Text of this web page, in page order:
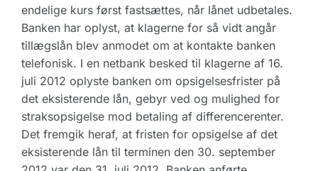
endelige kurs først fastsættes, når lånet udbetales.
Banken har oplyst, at klagerne for så vidt angår
tillægslån blev anmodet om at kontakte banken
telefonisk. I en netbank besked til klagerne af 16.
juli 2012 oplyste banken om opsigelsesfrister på
det eksisterende lån, gebyr ved og mulighed for
straksopsigelse mod betaling af differencerenter.
Det fremgik heraf, at fristen for opsigelse af det
eksisterende lån til terminen den 30. september